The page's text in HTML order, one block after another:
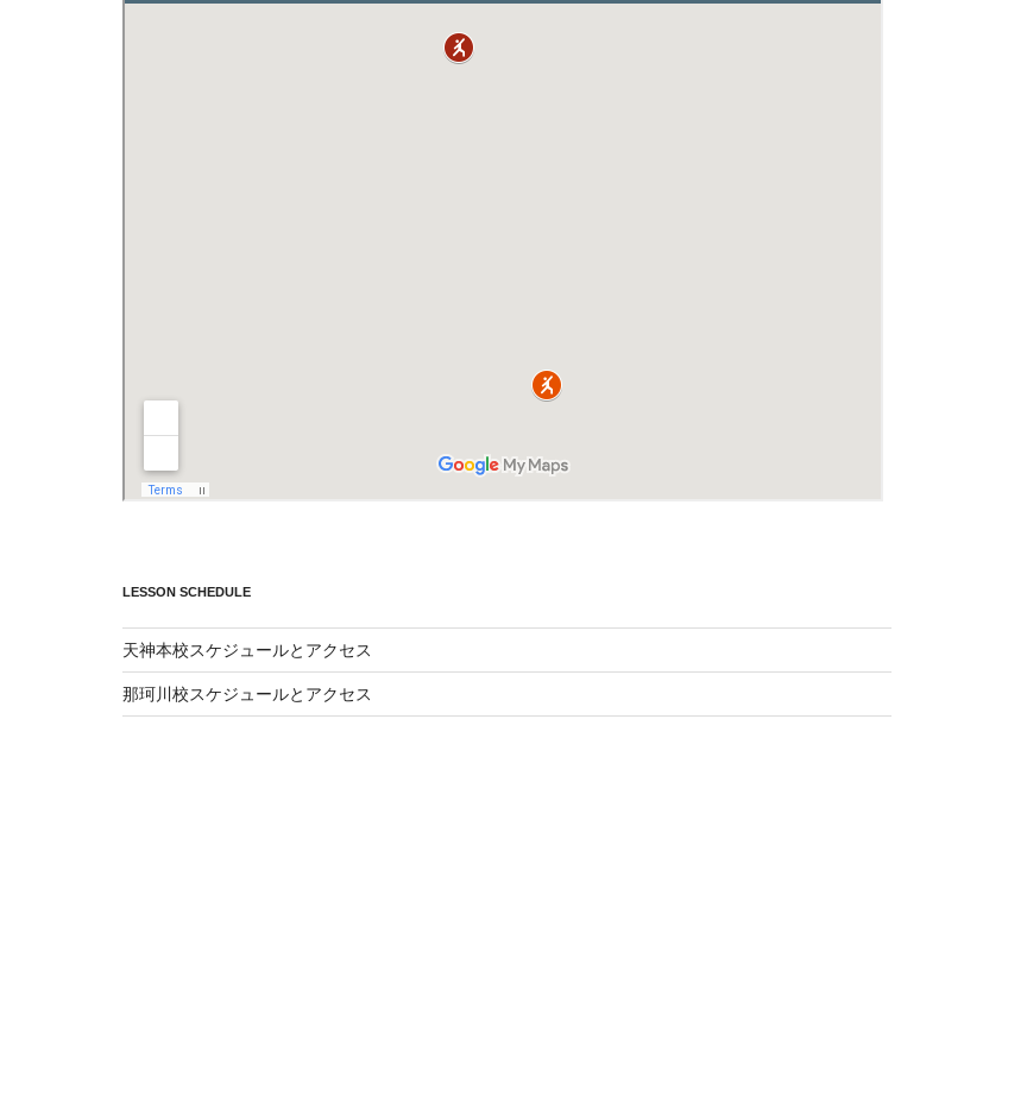
LESSON SCHEDULE
天神本校スケジュールとアクセス
那珂川校スケジュールとアクセス